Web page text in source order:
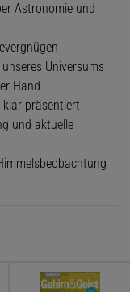
Astronomie und
Universums
Hand
klar präsentiert
und aktuelle